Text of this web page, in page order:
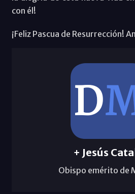
con él!
¡Feliz Pascua de Resurrección!
+ Jesús
Obispo emérito de